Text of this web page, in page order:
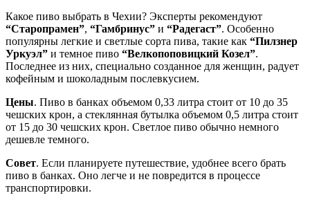
Какое пиво выбрать в Чехии? Эксперты рекомендуют
“Старопрамен”, “Гамбринус” и “Радегаст”. Особенно
популярны легкие и светлые сорта пива, такие как “Пилзнер
Уркуэл” и темное пиво “Велкопоповицкий Козел”.
Последнее из них, специально созданное для женщин, радует
кофейным и шоколадным послевкусием.
Цены. Пиво в банках объемом 0,33 литра стоит от 10 до 35
чешских крон, а стеклянная бутылка объемом 0,5 литра стоит
от 15 до 30 чешских крон. Светлое пиво обычно немного
дешевле темного.
Совет. Если планируете путешествие, удобнее всего брать
пиво в банках. Оно легче и не повредится в процессе
транспортировки.